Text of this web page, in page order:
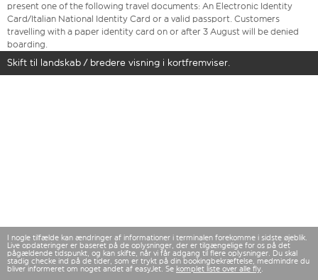
present one of the following travel documents: An Electronic Identity
Card/Italian National Identity Card or a valid passport. Customers
travelling with a paper identity card on or after 3 August will be denied
boarding.
Skift til landskab / bredere visning i kortfremviser.
I nogle tilfælde kan ændringer af informationer i terminalen forekomme i sidste øjeblik.
Live opdateringer er baseret på de oplysninger, der er tilgængelige for os på det
pågældende tidspunkt, og kan skifte, når vi får adgang til flere oplysninger. Du skal
stadig checke ind på de tider, som er trykt på din bookingbekræftelse, medmindre du
bliver informeret om noget andet af easyJet. Se komplet liste over alle fly.